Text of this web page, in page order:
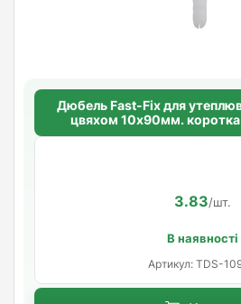
Дюбель Fast-Fix для
цвяхом 10х90мм. коротка
3.83/шт.
В наявності
Артикул: TDS-